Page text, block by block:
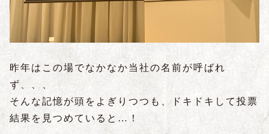
昨年はこの場でなかなか当社の名前が呼ばれ
ず、、、
そんな記憶が頭をよぎりつつも、ドキドキして投票
結果を見つめていると…！